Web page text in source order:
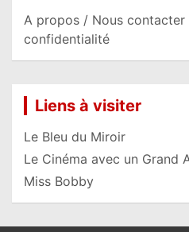
A propos / Nous
confidentialité
Liens à visiter
Le Bleu du Miroir
Le Cinéma avec un Grand
Miss Bobby